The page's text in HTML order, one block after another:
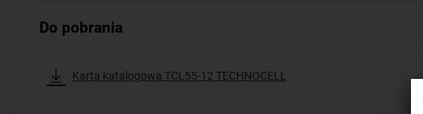
Do pobrania
Karta katalogowa TCL55-12 TECHNOCELL